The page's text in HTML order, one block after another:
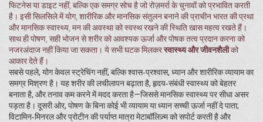
फिटनेस या डाइट नहीं, बल्कि एक समग्र सोच है जो रोज़मर्रा के चुनावों को प्रभावित करती
है। इसी सिलसिले मेंयोग, शारीरिक और मानसिक संतुलन बनाने की प्राचीन भारत की प्रथा
औरमानसिक स्वास्थ्य मन की अवस्था को स्वस्थ रखने की स्थितिखास महत्व रखते हैं।
साथ हीपोषण सही भोजन से शरीर को आवश्यक ऊर्जा और पोषक तत्व प्रदान करनाको
नजरअंदाज नहीं किया जा सकता। ये सभी घटक मिलकरस्वास्थ्य और जीवनशैलीको
आकार देते हैं।
सबसे पहले, योग केवल स्ट्रेचिंग नहीं, बल्कि श्वास‑प्रश्वास, ध्यान और शारीरिक व्यायाम का
समग्र मिश्रण है। यह शरीर की लचीलापन बढ़ाता है, हृदय‑संबंधी स्वास्थ्य को बेहतर
बनाता है, और तनाव कम करने में मदद करता है—जिससे मानसिक स्वास्थ्य पर सीधा असर
पड़ता है। दूसरी ओर, पोषण के बिना कोई भी व्यायाम या ध्यान सच्ची ऊर्जा नहीं दे पाता;
विटामिन‑मिनरल और प्रोटीन की पर्याप्त मात्रा मेटाबॉलिज़्म को सपोर्ट करती है और